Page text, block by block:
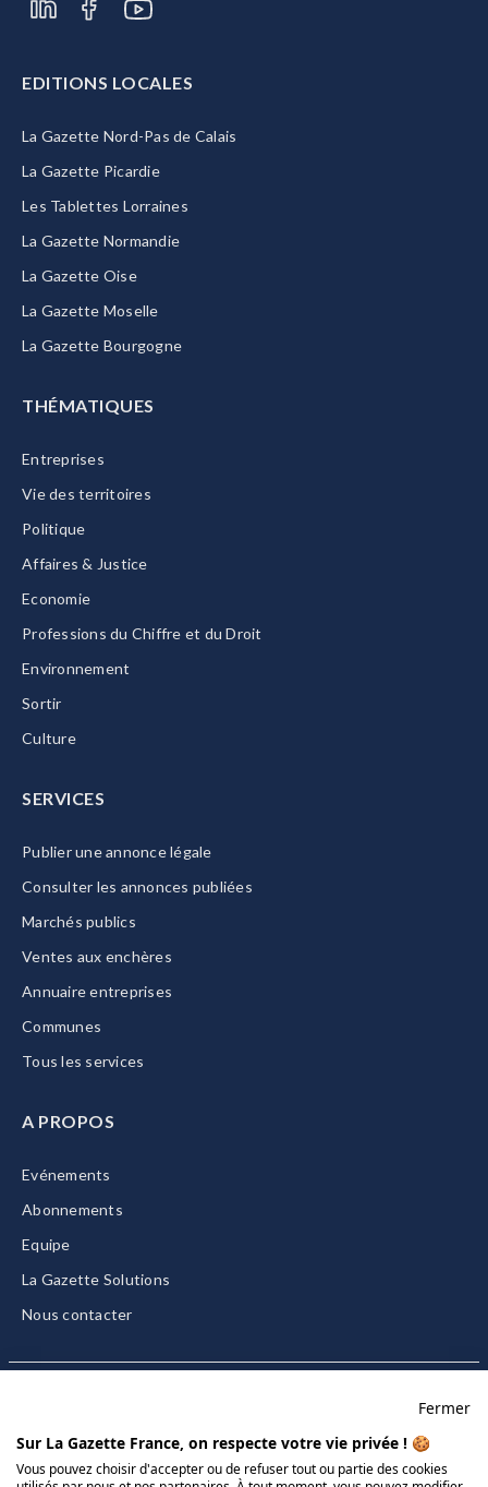
EDITIONS LOCALES
La Gazette Nord-Pas de Calais
La Gazette Picardie
Les Tablettes Lorraines
La Gazette Normandie
La Gazette Oise
La Gazette Moselle
La Gazette Bourgogne
THÉMATIQUES
Entreprises
Vie des territoires
Politique
Affaires & Justice
Economie
Professions du Chiffre et du Droit
Environnement
Sortir
Culture
SERVICES
Publier une annonce légale
Consulter les annonces publiées
Marchés publics
Ventes aux enchères
Annuaire entreprises
Communes
Tous les services
A PROPOS
Evénements
Abonnements
Equipe
La Gazette Solutions
Nous contacter
CGU/CGV
Fermer
Sur La Gazette France, on respecte votre vie privée ! 🍪
Vous pouvez choisir d'accepter ou de refuser tout ou partie des cookies